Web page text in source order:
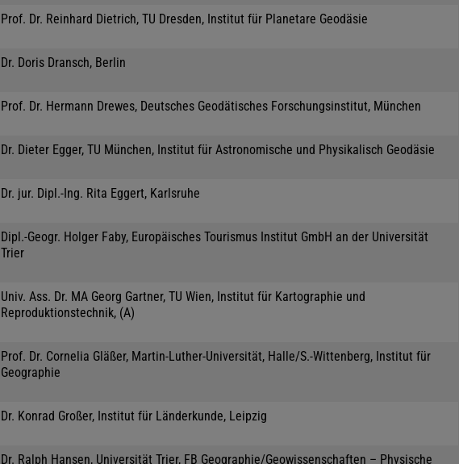
Prof. Dr. Reinhard Dietrich, TU Dresden, Institut für Planetare Geodäsie
Dr. Doris Dransch, Berlin
Prof. Dr. Hermann Drewes, Deutsches Geodätisches Forschungsinstitut, München
Dr. Dieter Egger, TU München, Institut für Astronomische und Physikalisch Geodäsie
Dr. jur. Dipl.-Ing. Rita Eggert, Karlsruhe
Dipl.-Geogr. Holger Faby, Europäisches Tourismus Institut GmbH an der Universität
Trier
Univ. Ass. Dr. MA Georg Gartner, TU Wien, Institut für Kartographie und
Reproduktionstechnik, (A)
Prof. Dr. Cornelia Gläßer, Martin-Luther-Universität, Halle/S.-Wittenberg, Institut für
Geographie
Dr. Konrad Großer, Institut für Länderkunde, Leipzig
Dr. Ralph Hansen, Universität Trier, FB Geographie/Geowissenschaften – Physische